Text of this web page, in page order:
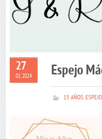
27
01 2024 Espejo
15 AÑOS,